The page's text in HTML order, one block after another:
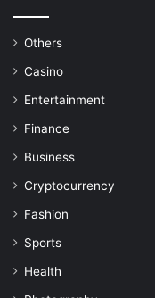
Others
Casino
Entertainment
Finance
Business
Cryptocurrency
Fashion
Sports
Health